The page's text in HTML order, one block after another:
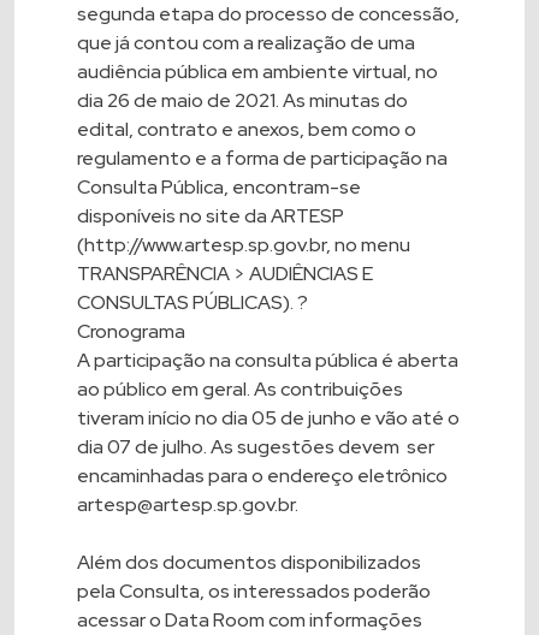
segunda etapa do processo de concessão,
que já contou com a realização de uma
audiência pública em ambiente virtual, no
dia 26 de maio de 2021. As minutas do
edital, contrato e anexos, bem como o
regulamento e a forma de participação na
Consulta Pública, encontram-se
disponíveis no site da ARTESP
(http://www.artesp.sp.gov.br, no menu
TRANSPARÊNCIA > AUDIÊNCIAS E
CONSULTAS PÚBLICAS). ?
Cronograma
A participação na consulta pública é aberta
ao público em geral. As contribuições
tiveram início no dia 05 de junho e vão até o
dia 07 de julho. As sugestões devem ser
encaminhadas para o endereço eletrônico
artesp@artesp.sp.gov.br.
Além dos documentos disponibilizados
pela Consulta, os interessados poderão
acessar o Data Room com informações